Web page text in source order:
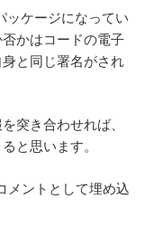
ッケージになってい
かはコードの電子
と同じ署名がされ
突き合わせれば、
と思います。
メントとして埋め込